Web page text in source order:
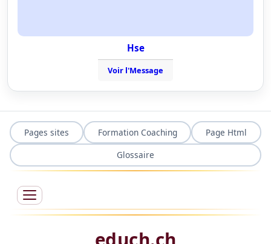
Hse
Voir l'Message
Pages sites Formation Coaching
Page Html
Glossaire